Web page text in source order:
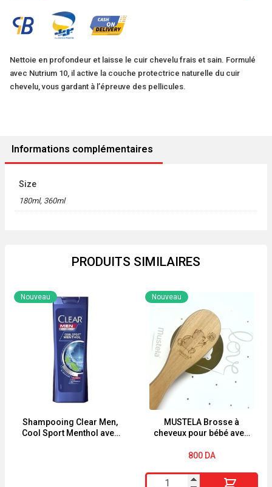
MEN
SHAMPOING
ANTIPELLICULAIRE
CR7
180ml-
Nettoie en profondeur et laisse le cuir chevelu frais et sain. Formulé
avec Nutrium 10, il active la couche protectrice naturelle du cuir
chevelu, vous gardant à l’épreuve des pellicules.
Informations complémentaires
Size
180ml, 360ml
PRODUITS SIMILAIRES
Shampooing Clear Men,
Cool Sport Menthol avec
Nouveau
MUSTELA Brosse à
cheveux pour bébé avec
Nouveau
800 DA
quantité